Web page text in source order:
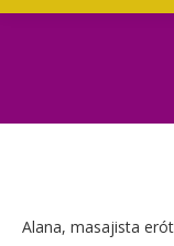
Alana, masajista